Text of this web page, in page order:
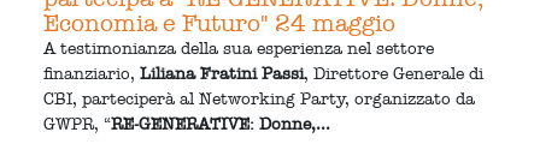
Economia e Futuro" 24 maggio
A testimonianza della sua esperienza nel settore
finanziario,Liliana Fratini Passi, Direttore Generale di
CBI, parteciperà al Networking Party, organizzato da
GWPR, “RE-GENERATIVE: Donne,...